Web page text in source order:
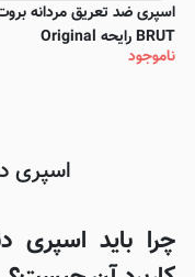
اسپری ضد تعریق مردانه
BRUT رایحه Original
ناموجود
اسپری
چرا باید اسپری